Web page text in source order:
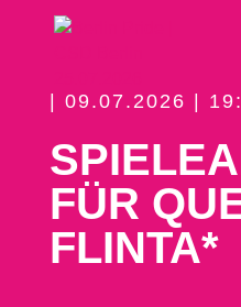
| 09.07.2026 |
FÜR
FLINTA*